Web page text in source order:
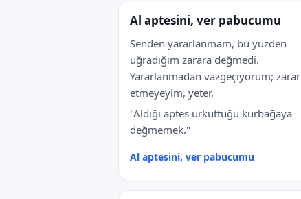
Al aptesini, ver pabucumu
Senden yararlanmam, bu yüzden
uğradığım zarara değmedi.
Yararlanmadan vazgeçiyorum; zarar
etmeyeyim, yeter.
"Aldığı aptes ürküttüğü kurbağaya
değmemek."
Al aptesini, ver pabucumu